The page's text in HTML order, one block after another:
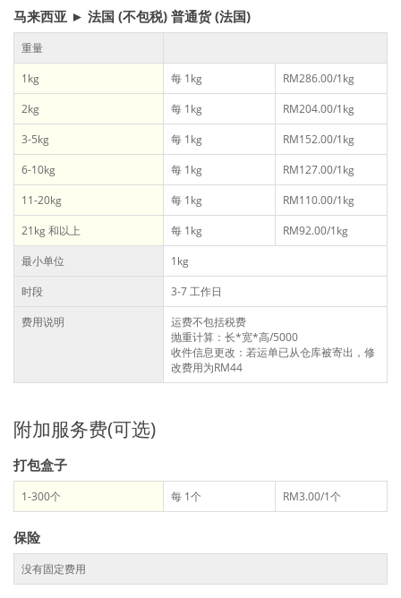
马来西亚 ► 法国 (不包税) 普通货 (法国)
重量
1kg
每 1kg
RM286.00/1kg
2kg
每 1kg
RM204.00/1kg
3-5kg
每 1kg
RM152.00/1kg
6-10kg
每 1kg
RM127.00/1kg
11-20kg
每 1kg
RM110.00/1kg
21kg 和以上
每 1kg
RM92.00/1kg
最小单位
1kg
时段
3-7 工作日
费用说明
运费不包括税费
抛重计算：长*宽*高/5000
收件信息更改：若运单已从仓库被寄出，修
改费用为RM44
附加服务费(可选)
打包盒子
1-300个 每 1个 RM3.00/1个
保险
没有固定费用